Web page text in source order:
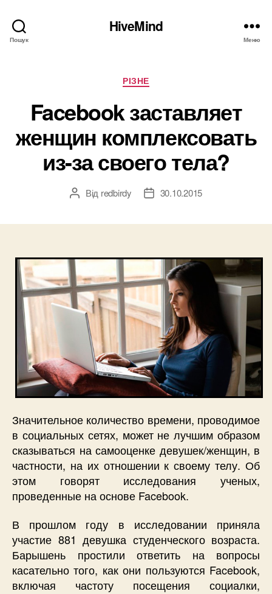
Пошук
HiveMind
Меню
Категорії
РІЗНЕ
Facebook заставляет
женщин комплексовать
из-за своего тела?
Автор
Від redbirdy
Дата30.10.2015
Значительное количество времени, проводимое
в социальных сетях, может не лучшим образом
сказываться на самооценке девушек/женщин, в
частности, на их отношении к своему телу. Об
этом говорят исследования ученых,
проведенные на основе Facebook.
В прошлом году в исследовании приняла
участие 881 девушка студенческого возраста.
Барышень простили ответить на вопросы
касательно того, как они пользуются Facebook,
включая частоту посещения социалки,